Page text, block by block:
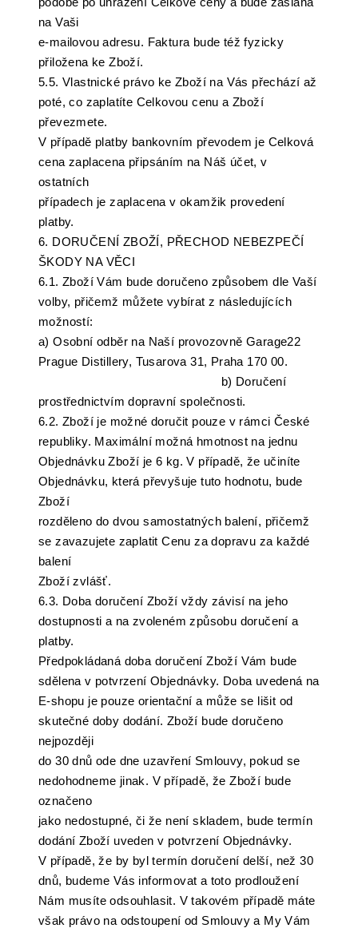
na Vaši
e-mailovou adresu. Faktura bude též fyzicky
přiložena ke Zboží.
5.5. Vlastnické právo ke Zboží na Vás přechází až
poté, co zaplatíte Celkovou cenu a Zboží
převezmete.
V případě platby bankovním převodem je Celková
cena zaplacena připsáním na Náš účet, v
ostatních
případech je zaplacena v okamžik provedení
platby.
6. DORUČENÍ ZBOŽÍ, PŘECHOD NEBEZPEČÍ
ŠKODY NA VĚCI
6.1. Zboží Vám bude doručeno způsobem dle Vaší
volby, přičemž můžete vybírat z následujících
možností:
a) Osobní odběr na Naší provozovně Garage22
Prague Distillery, Tusarova 31, Praha 170 00.
b) Doručení
prostřednictvím dopravní společnosti.
6.2. Zboží je možné doručit pouze v rámci České
republiky. Maximální možná hmotnost na jednu
Objednávku Zboží je 6 kg. V případě, že učiníte
Objednávku, která převyšuje tuto hodnotu, bude
Zboží
rozděleno do dvou samostatných balení, přičemž
se zavazujete zaplatit Cenu za dopravu za každé
balení
Zboží zvlášť.
6.3. Doba doručení Zboží vždy závisí na jeho
dostupnosti a na zvoleném způsobu doručení a
platby.
Předpokládaná doba doručení Zboží Vám bude
sdělena v potvrzení Objednávky. Doba uvedená na
E-shopu je pouze orientační a může se lišit od
skutečné doby dodání. Zboží bude doručeno
nejpozději
do 30 dnů ode dne uzavření Smlouvy, pokud se
nedohodneme jinak. V případě, že Zboží bude
označeno
jako nedostupné, či že není skladem, bude termín
dodání Zboží uveden v potvrzení Objednávky.
V případě, že by byl termín doručení delší, než 30
dnů, budeme Vás informovat a toto prodloužení
Nám musíte odsouhlasit. V takovém případě máte
však právo na odstoupení od Smlouvy a My Vám